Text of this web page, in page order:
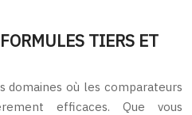
TIERS ET
domaines où les comparateurs
efficaces. Que vous